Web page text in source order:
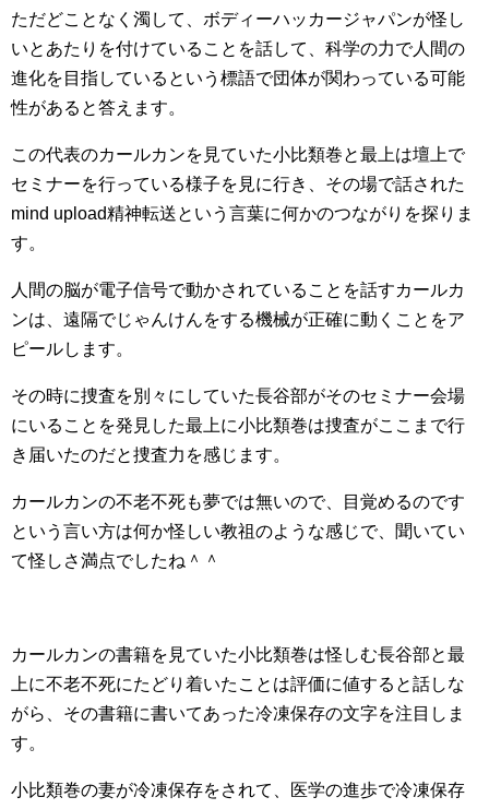
ただどことなく濁して、ボディーハッカージャパンが怪し
いとあたりを付けていることを話して、科学の力で人間の
進化を目指しているという標語で団体が関わっている可能
性があると答えます。
この代表のカールカンを見ていた小比類巻と最上は壇上で
セミナーを行っている様子を見に行き、その場で話された
mind upload精神転送という言葉に何かのつながりを探りま
す。
人間の脳が電子信号で動かされていることを話すカールカ
ンは、遠隔でじゃんけんをする機械が正確に動くことをア
ピールします。
その時に捜査を別々にしていた長谷部がそのセミナー会場
にいることを発見した最上に小比類巻は捜査がここまで行
き届いたのだと捜査力を感じます。
カールカンの不老不死も夢では無いので、目覚めるのです
という言い方は何か怪しい教祖のような感じで、聞いてい
て怪しさ満点でしたね＾＾
カールカンの書籍を見ていた小比類巻は怪しむ長谷部と最
上に不老不死にたどり着いたことは評価に値すると話しな
がら、その書籍に書いてあった冷凍保存の文字を注目しま
す。
小比類巻の妻が冷凍保存をされて、医学の進歩で冷凍保存